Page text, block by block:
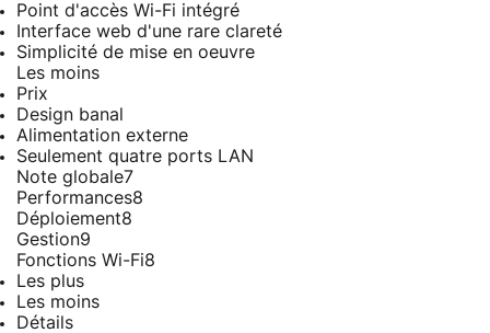
Point d'accès Wi-Fi intégré
Interface web d'une rare clareté
Simplicité de mise en oeuvre
Les moins
Prix
Design banal
Alimentation externe
Seulement quatre ports LAN
Note globale7
Performances8
Déploiement8
Gestion9
Fonctions Wi-Fi8
Les plus
Les moins
Détails